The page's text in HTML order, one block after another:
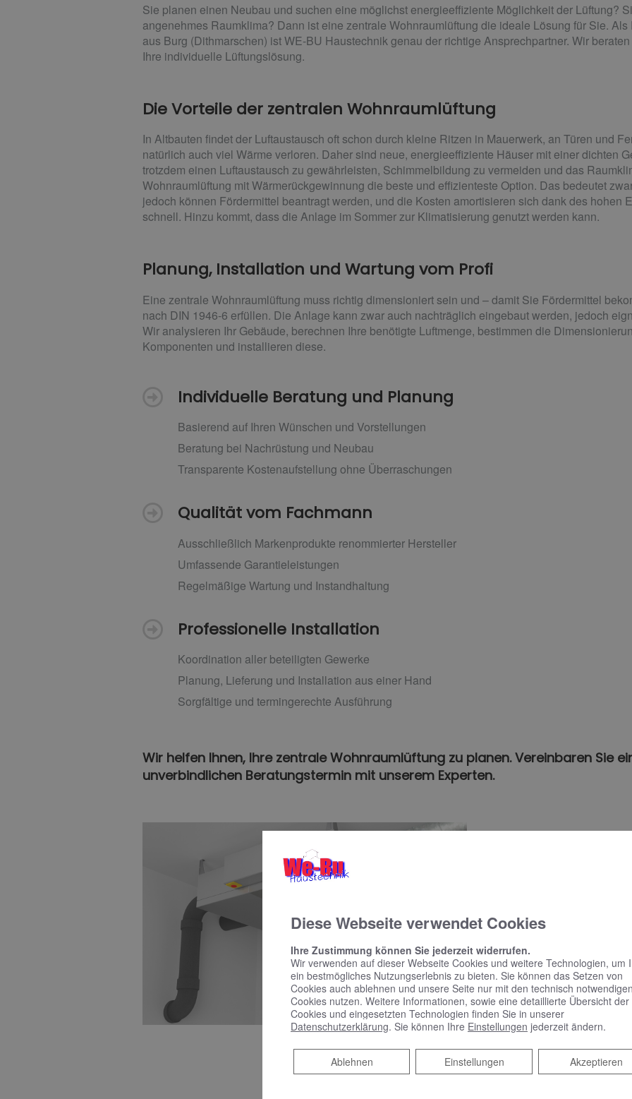
Sie planen einen Neubau und suchen eine möglichst energieeffiziente Möglichkeit der Lüftung?
angenehmes Raumklima? Dann ist eine zentrale Wohnraumlüftung die ideale Lösung für Sie.
aus Burg (Dithmarschen) ist WE-BU Haustechnik genau der richtige Ansprechpartner. Wir
Ihre individuelle Lüftungslösung.
Die Vorteile der zentralen Wohnraumlüftung
In Altbauten findet der Luftaustausch oft schon durch kleine Ritzen in Mauerwerk, an Türen und
natürlich auch viel Wärme verloren. Daher sind neue, energieeffiziente Häuser mit einer dichten
trotzdem einen Luftaustausch zu gewährleisten, Schimmelbildung zu vermeiden und das
Wohnraumlüftung mit Wärmerückgewinnung die beste und effizienteste Option. Das bedeutet
jedoch können Fördermittel beantragt werden, und die Kosten amortisieren sich dank des hohen
schnell. Hinzu kommt, dass die Anlage im Sommer zur Klimatisierung genutzt werden kann.
Planung, Installation und Wartung vom Profi
Eine zentrale Wohnraumlüftung muss richtig dimensioniert sein und – damit Sie Fördermittel
nach DIN 1946-6 erfüllen. Die Anlage kann zwar auch nachträglich eingebaut werden, jedoch
Wir analysieren Ihr Gebäude, berechnen Ihre benötigte Luftmenge, bestimmen die
Komponenten und installieren diese.
Individuelle Beratung und Planung
Basierend auf Ihren Wünschen und Vorstellungen
Beratung bei Nachrüstung und Neubau
Transparente Kostenaufstellung ohne Überraschungen
Qualität vom Fachmann
Ausschließlich Markenprodukte renommierter Hersteller
Umfassende Garantieleistungen
Regelmäßige Wartung und Instandhaltung
Professionelle Installation
Koordination aller beteiligten Gewerke
Planung, Lieferung und Installation aus einer Hand
Sorgfältige und termingerechte Ausführung
Wir helfen Ihnen, Ihre zentrale Wohnraumlüftung zu planen. Vereinbaren Sie
unverbindlichen Beratungstermin mit unserem Experten.
Diese Webseite verwendet Cookies
Ihre Zustimmung können Sie jederzeit widerrufen.
Wir verwenden auf dieser Webseite Cookies und weitere Technologien, um
ein bestmögliches Nutzungserlebnis zu bieten. Sie können das Setzen von
Cookies auch ablehnen und unsere Seite nur mit den technisch
Cookies nutzen. Weitere Informationen, sowie eine detaillierte Übersicht der
Cookies und eingesetzten Technologien finden Sie in unserer
Datenschutzerklärung. Sie können Ihre Einstellungen jederzeit ändern.
Akzeptieren
Einstellungen
Ablehnen
Ablehnen